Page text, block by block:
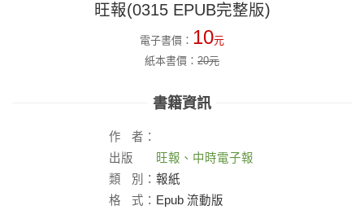
旺報(0315 EPUB完整版)
電子書價： 10元
紙本書價： 20元
書籍資訊
作
者：
出版
社：
旺報、中時電子報
類
別： 報紙
格
式： Epub 流動版